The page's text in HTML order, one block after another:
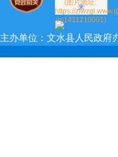
主办单位：文水县人民政府